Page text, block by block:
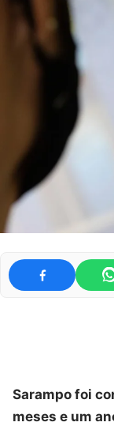
Sarampo foi
meses e um